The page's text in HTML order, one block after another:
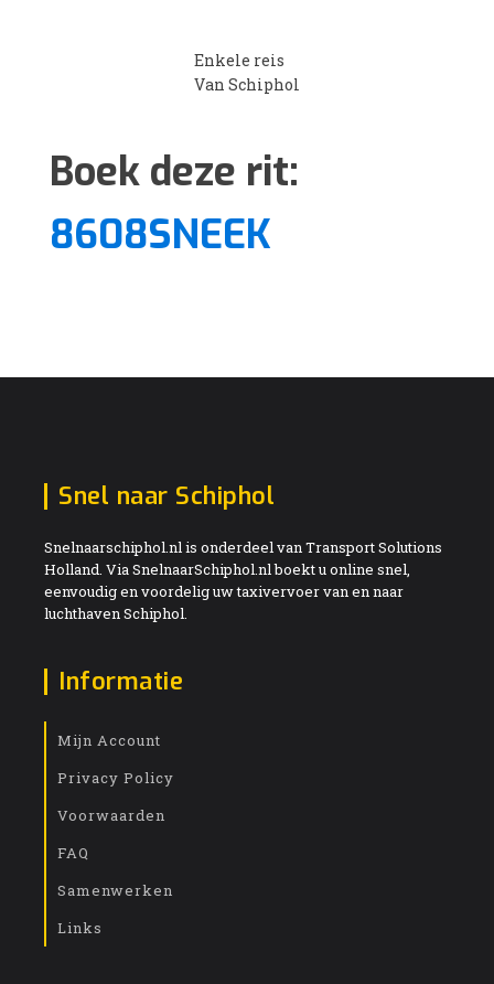
Enkele reis
Van Schiphol
Boek deze rit:
8608SNEEK
Snel naar Schiphol
Snelnaarschiphol.nl is onderdeel van Transport Solutions
Holland. Via SnelnaarSchiphol.nl boekt u online snel,
eenvoudig en voordelig uw taxivervoer van en naar
luchthaven Schiphol.
Informatie
Mijn Account
Privacy Policy
Voorwaarden
FAQ
Samenwerken
Links